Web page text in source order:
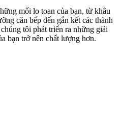
mối lo toan của bạn, từ khâu
căn bếp đến gắn kết các thành
tôi phát triển ra những giải
bạn trở nên chất lượng hơn.